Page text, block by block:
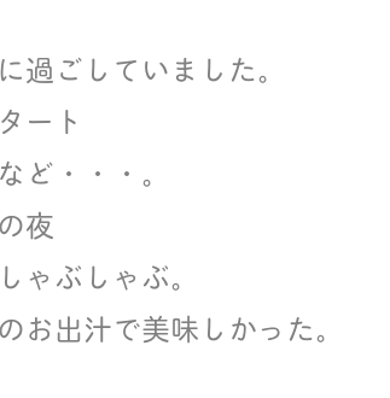
過ごしていました。
ート
ど・・・。
夜
ゃぶしゃぶ。
お出汁で美味しかった。